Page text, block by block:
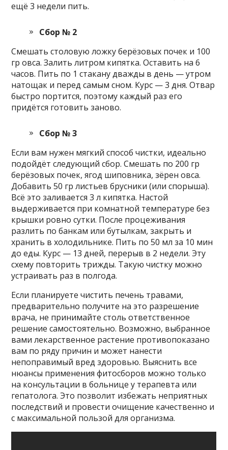
ещё 3 недели пить.
Сбор № 2
Смешать столовую ложку берёзовых почек и 100
гр овса. Залить литром кипятка. Оставить на 6
часов. Пить по 1 стакану дважды в день — утром
натощак и перед самым сном. Курс — 3 дня. Отвар
быстро портится, поэтому каждый раз его
придётся готовить заново.
Сбор № 3
Если вам нужен мягкий способ чистки, идеально
подойдёт следующий сбор. Смешать по 200 гр
берёзовых почек, ягод шиповника, зёрен овса.
Добавить 50 гр листьев брусники (или спорыша).
Всё это заливается 3 л кипятка. Настой
выдерживается при комнатной температуре без
крышки ровно сутки. После процеживания
разлить по банкам или бутылкам, закрыть и
хранить в холодильнике. Пить по 50 мл за 10 мин
до еды. Курс — 13 дней, перерыв в 2 недели. Эту
схему повторить трижды. Такую чистку можно
устраивать раз в полгода.
Если планируете чистить печень травами,
предварительно получите на это разрешение
врача, не принимайте столь ответственное
решение самостоятельно. Возможно, выбранное
вами лекарственное растение противопоказано
вам по ряду причин и может нанести
непоправимый вред здоровью. Выяснить все
нюансы применения фитосборов можно только
на консультации в больнице у терапевта или
гепатолога. Это позволит избежать неприятных
последствий и провести очищение качественно и
с максимальной пользой для организма.